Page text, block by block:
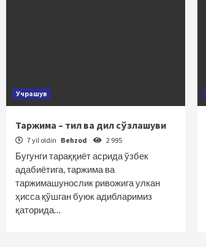
Учрашув
Таржима – тил ва дил сўзлашуви
7 yil oldin Behzod 2 995
Бугунги тараққиёт асрида ўзбек
адабиётига, таржима ва
таржимашунослик ривожига улкан
ҳисса қўшган буюк адибларимиз
қаторида…